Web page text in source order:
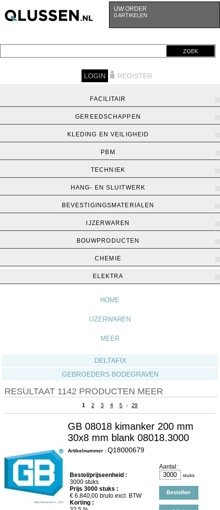
UW ORDER
0 ARTIKELEN
ZOEK
LOGIN REGISTER
FACILITAIR
GEREEDSCHAPPEN
KLEDING EN VEILIGHEID
PBM
TECHNIEK
HANG- EN SLUITWERK
BEVESTIGINGSMATERIALEN
IJZERWAREN
BOUWPRODUCTEN
CHEMIE
ELEKTRA
HOME
IJZERWAREN
MEER
DELTAFIX
GEBROEDERS BODEGRAVEN
RESULTAAT 1142 PRODUCTEN MEER
1 2 3 4 5 - 29
GB 08018 kimanker 200 mm
30x8 mm blank 08018.3000
Artikelnummer : Q18000679
Bestel/prijseenheid :
3000 stuks
Prijs 3000stuks :
€ 6.840,00bruto excl. BTW
Korting :
Aantal:
stuks
Bestellen